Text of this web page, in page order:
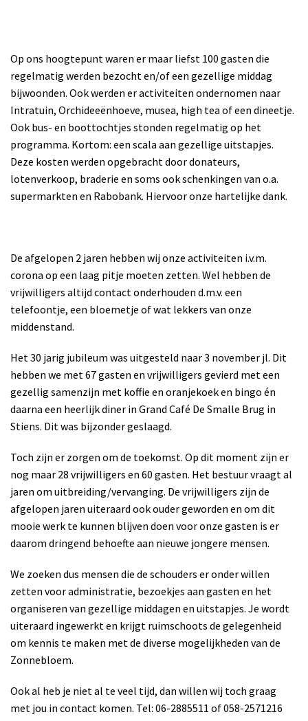
Op ons hoogtepunt waren er maar liefst 100 gasten die
regelmatig werden bezocht en/of een gezellige middag
bijwoonden. Ook werden er activiteiten ondernomen naar
Intratuin, Orchideeënhoeve, musea, high tea of een dineetje.
Ook bus- en boottochtjes stonden regelmatig op het
programma. Kortom: een scala aan gezellige uitstapjes.
Deze kosten werden opgebracht door donateurs,
lotenverkoop, braderie en soms ook schenkingen van o.a.
supermarkten en Rabobank. Hiervoor onze hartelijke dank.
De afgelopen 2 jaren hebben wij onze activiteiten i.v.m.
corona op een laag pitje moeten zetten. Wel hebben de
vrijwilligers altijd contact onderhouden d.m.v. een
telefoontje, een bloemetje of wat lekkers van onze
middenstand.
Het 30 jarig jubileum was uitgesteld naar 3 november jl. Dit
hebben we met 67 gasten en vrijwilligers gevierd met een
gezellig samenzijn met koffie en oranjekoek en bingo én
daarna een heerlijk diner in Grand Café De Smalle Brug in
Stiens. Dit was bijzonder geslaagd.
Toch zijn er zorgen om de toekomst. Op dit moment zijn er
nog maar 28 vrijwilligers en 60 gasten. Het bestuur vraagt al
jaren om uitbreiding/vervanging. De vrijwilligers zijn de
afgelopen jaren uiteraard ook ouder geworden en om dit
mooie werk te kunnen blijven doen voor onze gasten is er
daarom dringend behoefte aan nieuwe jongere mensen.
We zoeken dus mensen die de schouders er onder willen
zetten voor administratie, bezoekjes aan gasten en het
organiseren van gezellige middagen en uitstapjes. Je wordt
uiteraard ingewerkt en krijgt ruimschoots de gelegenheid
om kennis te maken met de diverse mogelijkheden van de
Zonnebloem.
Ook al heb je niet al te veel tijd, dan willen wij toch graag
met jou in contact komen. Tel: 06-2885511 of 058-2571216